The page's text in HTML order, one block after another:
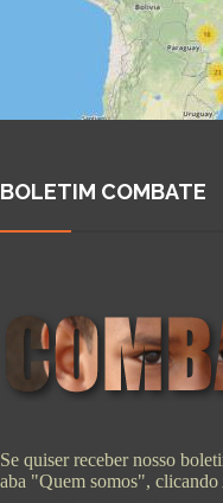
BOLETIM COMBATE
Se quiser receber nosso
aba "Quem somos", clicando